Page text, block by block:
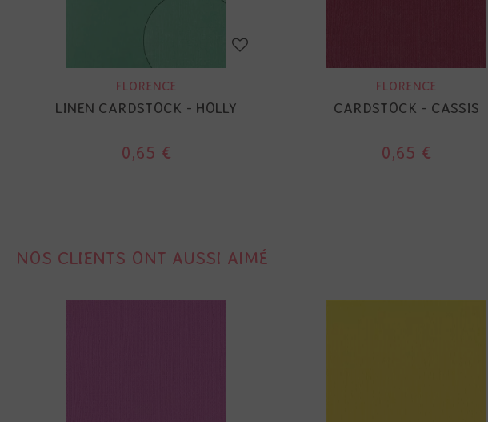
FLORENCE
LINEN CARDSTOCK - HOLLY
0,65 €
FLORENCE
CARDSTOCK - CASSIS
0,65 €
NOS CLIENTS ONT AUSSI AIMÉ